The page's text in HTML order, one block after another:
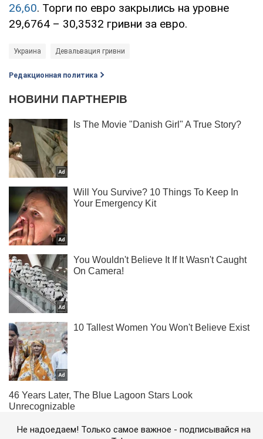
26,60. Торги по евро закрылись на уровне
29,6764 – 30,3532 гривни за евро.
Украина Девальвация гривни
Редакционная политика
Не надоедаем! Только самое важное - подписывайся на